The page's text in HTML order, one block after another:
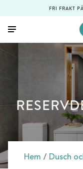
FRI FRAKT
Hem / Dusch